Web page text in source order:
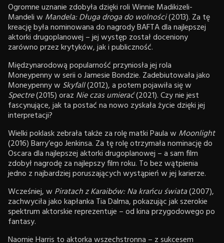
Ogromne uznanie zdobyła dzięki roli Winnie Madikizeli-
Mandeli w Mandela: Długa droga do wolności(2013). Za tę
kreację była nominowana do nagrody BAFTA dla najlepszej
aktorki drugoplanowej – jej występ został doceniony
zarówno przez krytyków, jak i publiczność.
Międzynarodową popularność przyniosła jej rola
Moneypenny w serii o Jamesie Bondzie. Zadebiutowała jako
Moneypenny w Skyfall(2012), a potem pojawiła się w
Spectre(2015) oraz Nie czas umierać(2021). Czy nie jest
fascynujące, jak ta postać na nowo zyskała życie dzięki jej
interpretacji?
Wielki poklask zebrała także za rolę matki Paula w Moonlight
(2016) Barry’ego Jenkinsa. Za tę rolę otrzymała nominację do
Oscara dla najlepszej aktorki drugoplanowej – a sam film
zdobył nagrodę za najlepszy film roku. To bez wątpienia
jedno z najbardziej poruszających wystąpień w jej karierze.
Wcześniej, w Piratach z Karaibów: Na krańcu świata(2007),
zachwyciła jako kapłanka Tia Dalma, pokazując jak szerokie
spektrum aktorskie reprezentuje – od kina przygodowego po
fantasy.
Naomie Harris to aktorka wszechstronna – z sukcesem